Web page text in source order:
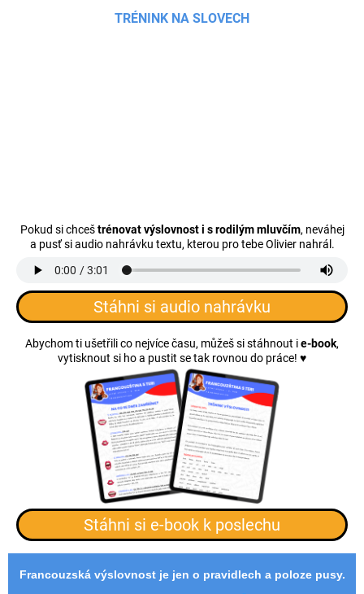
TRÉNINK NA SLOVECH
Pokud si chceštrénovat výslovnost i s rodilým mluvčím, neváhej
a pusť si audio nahrávku textu, kterou pro tebe Olivier nahrál.
Stáhni si audio nahrávku
Abychom ti ušetřili co nejvíce času, můžeš si stáhnout ie-book,
vytisknout si ho a pustit se tak rovnou do práce! ♥
Stáhni si e-book k poslechu
Francouzská výslovnost je jen o pravidlech a poloze pusy.